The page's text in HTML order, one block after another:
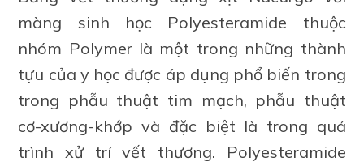
màng sinh học Polyesteramide thuộc
nhóm Polymer là một trong những thành
tựu của y học được áp dụng phổ biến trong
trong phẫu thuật tim mạch, phẫu thuật
cơ-xương-khớp và đặc biệt là trong quá
trình xử trí vết thương. Polyesteramide